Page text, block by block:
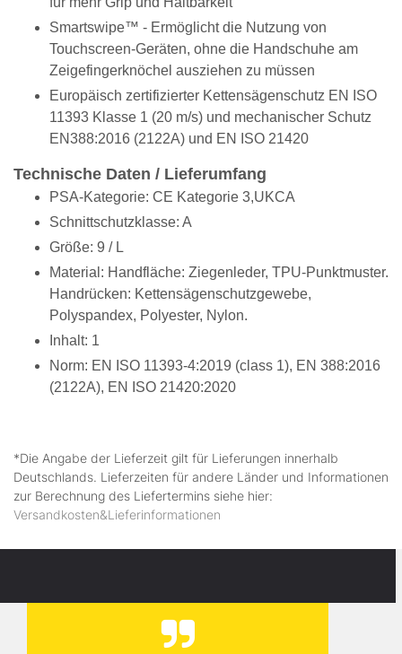
Smartswipe™ - Ermöglicht die Nutzung von
Touchscreen-Geräten, ohne die Handschuhe am
Zeigefingerknöchel ausziehen zu müssen
Europäisch zertifizierter Kettensägenschutz EN ISO
11393 Klasse 1 (20 m/s) und mechanischer Schutz
EN388:2016 (2122A) und EN ISO 21420
Technische Daten / Lieferumfang
PSA-Kategorie: CE Kategorie 3,UKCA
Schnittschutzklasse: A
Größe: 9 / L
Material: Handfläche: Ziegenleder, TPU-Punktmuster.
Handrücken: Kettensägenschutzgewebe,
Polyspandex, Polyester, Nylon.
Inhalt: 1
Norm: EN ISO 11393-4:2019 (class 1), EN 388:2016
(2122A), EN ISO 21420:2020
*Die Angabe der Lieferzeit gilt für Lieferungen innerhalb
Deutschlands. Lieferzeiten für andere Länder und Informationen
zur Berechnung des Liefertermins siehe hier:
Versandkosten&Lieferinformationen